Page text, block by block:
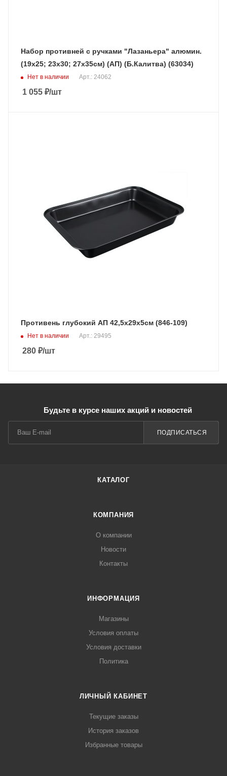
Набор противней с ручками "Лазаньера" алюмин.
(19х25; 23х30; 27х35см) (АП) (Б.Калитва) (63034)
Нет в наличии Арт.: 24062
1 055 ₽/шт
Противень глубокий АП 42,5х29х5см (846-109)
Нет в наличии Арт.: 29495
280 ₽/шт
Будьте в курсе наших акций и новостей
ПОДПИСАТЬСЯ
КАТАЛОГ
КОМПАНИЯ
О компании
Новости
Контакты
ИНФОРМАЦИЯ
Магазины
Условия оплаты
Условия доставки
Политика
ЛИЧНЫЙ КАБИНЕТ
Текущие заказы
История заказов
Избранные товары